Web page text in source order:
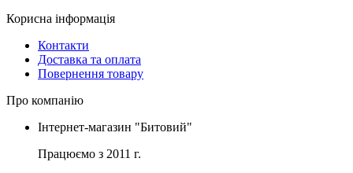
Корисна інформація
Контакти
Доставка та оплата
Повернення товару
Про компанію
Інтернет-магазин "Битовий"
Працюємо з 2011 г.